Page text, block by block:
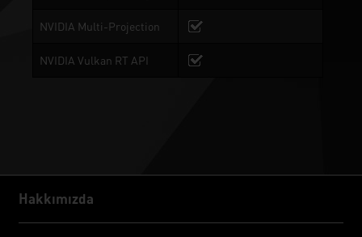
NVIDIA Multi-Projection
NVIDIA Vulkan RT API
Hakkımızda